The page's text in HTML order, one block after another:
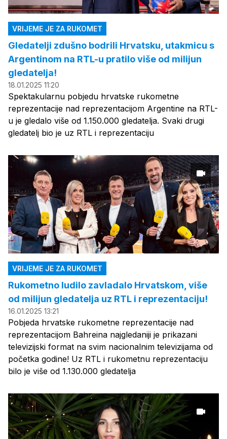
VRIJEME JE ZA RUKOMET
Gledatelji zdušno bodrili Hrvatsku, utakmicu s
Argentinom na RTL-u pratilo više od milijun
gledatelja!
18.01.2025 11:20
Spektakularnu pobjedu hrvatske rukometne
reprezentacije nad reprezentacijom Argentine na RTL-
u je gledalo više od 1.150.000 gledatelja. Svaki drugi
gledatelj bio je uz RTL i reprezentaciju
VRIJEME JE ZA RUKOMET
Rukometno ludilo zavladalo Hrvatskom, više
od milijun gledatelja uz RTL i reprezentaciju!
16.01.2025 13:21
Pobjeda hrvatske rukometne reprezentacije nad
reprezentacijom Bahreina najgledaniji je prikazani
televizijski format na svim nacionalnim televizijama od
početka godine! Uz RTL i rukometnu reprezentaciju
bilo je više od 1.130.000 gledatelja